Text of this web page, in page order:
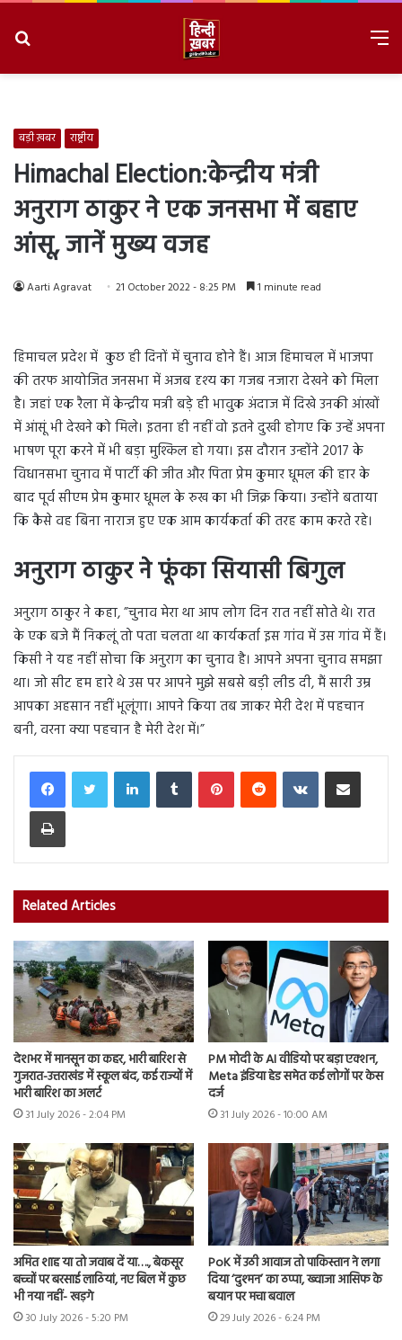
बड़ी ख़बर राष्ट्रीय
Himachal Election:केन्द्रीय मंत्री
अनुराग ठाकुर ने एक जनसभा में बहाए
आंसू, जानें मुख्य वजह
Aarti Agravat 21 October 2022 - 8:25 PM 1 minute read
हिमाचल प्रदेश में कुछ ही दिनों में चुनाव होने हैं। आज हिमाचल में भाजपा
की तरफ आयोजित जनसभा में अजब दृश्य का गजब नजारा देखने को मिला
है। जहां एक रैला में केन्द्रीय मत्री बड़े ही भावुक अंदाज में दिखे उनकी आंखों
में आंसूं भी देखने को मिले। इतना ही नहीं वो इतने दुखी होगए कि उन्हें अपना
भाषण पूरा करने में भी बड़ा मुश्किल हो गया। इस दौरान उन्होंने 2017 के
विधानसभा चुनाव में पार्टी की जीत और पिता प्रेम कुमार धूमल की हार के
बाद पूर्व सीएम प्रेम कुमार धूमल के रुख का भी जिक्र किया। उन्होंने बताया
कि कैसे वह बिना नाराज हुए एक आम कार्यकर्ता की तरह काम करते रहे।
अनुराग ठाकुर ने फूंका सियासी बिगुल
अनुराग ठाकुर ने कहा, ”चुनाव मेरा था आप लोग दिन रात नहीं सोते थे। रात
के एक बजे मैं निकलूं तो पता चलता था कार्यकर्ता इस गांव में उस गांव में हैं।
किसी ने यह नहीं सोचा कि अनुराग का चुनाव है। आपने अपना चुनाव समझा
था। जो सीट हम हारे थे उस पर आपने मुझे सबसे बड़ी लीड दी, मैं सारी उम्र
आपका अहसान नहीं भूलूंगा। आपने किया तब जाकर मेरी देश में पहचान
बनी, वरना क्या पहचान है मेरी देश में।”
LinkedInTumblr PinterestReddit VKontakteShare via Email
Print
Related Articles
देशभर में मानसून का कहर, भारी बारिश से
गुजरात-उत्तराखंड में स्कूल बंद, कई राज्यों में
भारी बारिश का अलर्ट
31 July 2026 - 2:04 PM
PM मोदी के AI वीडियो पर बड़ा एक्शन,
Meta इंडिया हेड समेत कई लोगों पर केस
दर्ज
31 July 2026 - 10:00 AM
अमित शाह या तो जवाब दें या…., बेकसूर
बच्चों पर बरसाई लाठियां, नए बिल में कुछ
भी नया नहीं- खड़गे
30 July 2026 - 5:20 PM
PoK में उठी आवाज तो पाकिस्तान ने लगा
दिया ‘दुश्मन’ का ठप्पा, ख्वाजा आसिफ के
बयान पर मचा बवाल
29 July 2026 - 6:24 PM